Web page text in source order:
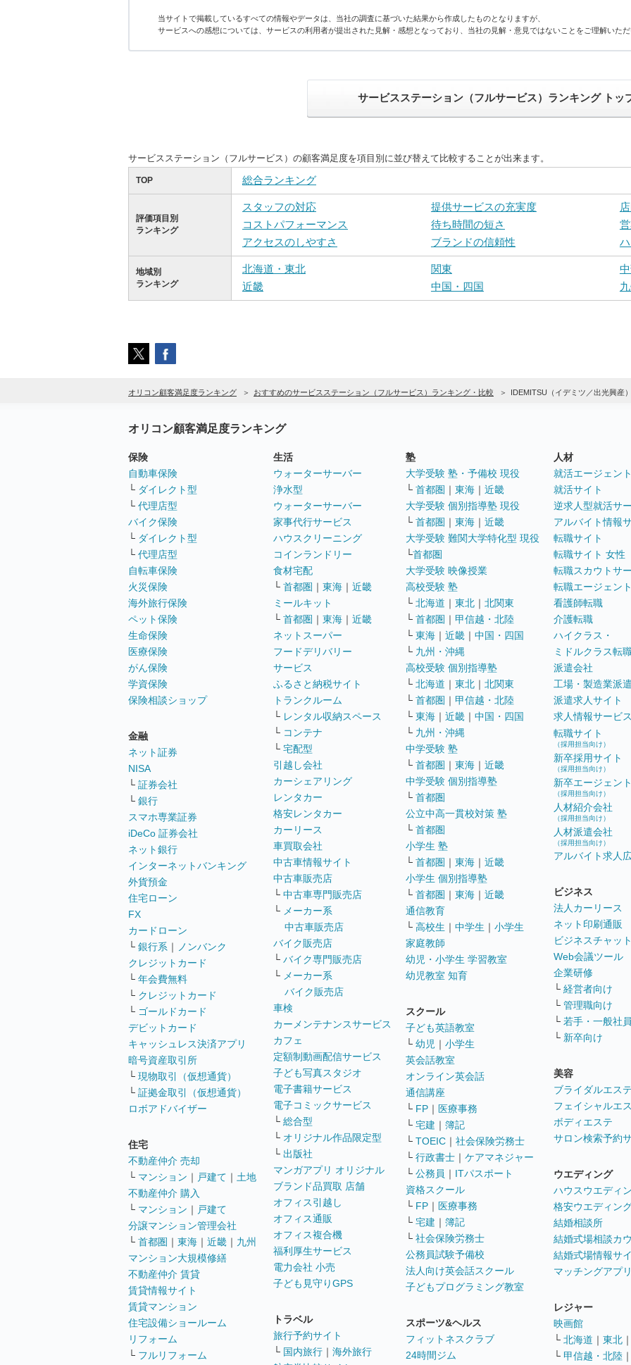
当サイトで掲載しているすべての情報やデータは、当社の調査に基づいた結果から作成したものとなりますが、
サービスへの感想については、サービスの利用者が提出された見解・感想となっており、当社の見解・意見ではないことをご理解いただ
サービスステーション（フルサービス）ランキング トッ
サービスステーション（フルサービス）の顧客満足度を項目別に並び替えて比較することが出来ます。
TOP 総合ランキング
評価項目別
ランキング
スタッフの対応 提供サービスの充実度
コストパフォーマンス
待ち時間の短さ
アクセスのしやすさ
ブランドの信頼性
地域別
ランキング
北海道・東北 関東
近畿
中国・四国
オリコン顧客満足度ランキング おすすめのサービスステーション（フルサービス）ランキング・比較 IDEMITSU（イデミツ／出光興産）
オリコン顧客満足度ランキング
保険
自動車保険
└ ダイレクト型
└ 代理店型
バイク保険
└ ダイレクト型
└ 代理店型
自転車保険
火災保険
海外旅行保険
ペット保険
生命保険
医療保険
がん保険
学資保険
保険相談ショップ
金融
ネット証券
NISA
└ 証券会社
└ 銀行
スマホ専業証券
iDeCo 証券会社
ネット銀行
インターネットバンキング
外貨預金
住宅ローン
FX
カードローン
└ 銀行系 ｜
ノンバンク
クレジットカード
└ 年会費無料
└ クレジットカード
└ ゴールドカード
デビットカード
キャッシュレス決済アプリ
暗号資産取引所
└ 現物取引（仮想通貨）
└ 証拠金取引（仮想通貨）
ロボアドバイザー
住宅
不動産仲介 売却
└ マンション ｜ 戸建て ｜ 土地
不動産仲介 購入
└ マンション ｜ 戸建て
分譲マンション管理会社
└ 首都圏 ｜ 東海 ｜ 近畿 ｜ 九州
マンション大規模修繕
不動産仲介 賃貸
賃貸情報サイト
賃貸マンション
住宅設備ショールーム
リフォーム
└ フルリフォーム
生活
ウォーターサーバー
浄水型
ウォーターサーバー
家事代行サービス
ハウスクリーニング
コインランドリー
食材宅配
└ 首都圏 ｜ 東海 ｜ 近畿
ミールキット
└ 首都圏 ｜ 東海 ｜ 近畿
ネットスーパー
フードデリバリー
サービス
ふるさと納税サイト
トランクルーム
└ レンタル収納スペース
└ コンテナ
└ 宅配型
引越し会社
カーシェアリング
レンタカー
格安レンタカー
カーリース
車買取会社
中古車情報サイト
中古車販売店
└ 中古車専門販売店
└ メーカー系
中古車販売店
バイク販売店
└ バイク専門販売店
└ メーカー系
バイク販売店
車検
カーメンテナンスサービス
カフェ
定額制動画配信サービス
子ども写真スタジオ
電子書籍サービス
電子コミックサービス
└ 総合型
└ オリジナル作品限定型
└ 出版社
マンガアプリ オリジナル
ブランド品買取 店舗
オフィス引越し
オフィス通販
オフィス複合機
福利厚生サービス
電力会社 小売
子ども見守りGPS
トラベル
旅行予約サイト
└ 国内旅行 ｜ 海外旅行
塾
大学受験 塾・予備校 現役
└ 首都圏 ｜ 東海 ｜ 近畿
大学受験 個別指導塾 現役
└ 首都圏 ｜ 東海 ｜ 近畿
大学受験 難関大学特化型 現役
└首都圏
大学受験 映像授業
高校受験 塾
└ 北海道 ｜ 東北 ｜ 北関東
└ 首都圏 ｜ 甲信越・北陸
└ 東海 ｜ 近畿 ｜ 中国・四国
└ 九州・沖縄
高校受験 個別指導塾
└ 北海道 ｜ 東北 ｜ 北関東
└ 首都圏 ｜ 甲信越・北陸
└ 東海 ｜ 近畿 ｜ 中国・四国
└ 九州・沖縄
中学受験 塾
└ 首都圏 ｜ 東海 ｜ 近畿
中学受験 個別指導塾
└ 首都圏
公立中高一貫校対策 塾
└ 首都圏
小学生 塾
└ 首都圏 ｜ 東海 ｜ 近畿
小学生 個別指導塾
└ 首都圏 ｜ 東海 ｜ 近畿
通信教育
└ 高校生 ｜ 中学生 ｜ 小学生
家庭教師
幼児・小学生 学習教室
幼児教室 知育
スクール
子ども英語教室
└ 幼児 ｜ 小学生
英会話教室
オンライン英会話
通信講座
└ FP ｜ 医療事務
└ 宅建 ｜ 簿記
└ TOEIC ｜ 社会保険労務士
└ 行政書士 ｜ ケアマネジャー
└ 公務員 ｜ ITパスポート
資格スクール
└ FP ｜ 医療事務
└ 宅建 ｜ 簿記
└ 社会保険労務士
公務員試験予備校
法人向け英会話スクール
子どもプログラミング教室
スポーツ&ヘルス
フィットネスクラブ
24時間ジム
人材
就活エージェント
就活サイト
逆求人型就活サ
アルバイト情報
転職サイト
転職サイト 女性
転職スカウトサ
転職エージェント
看護師転職
介護転職
ハイクラス・
ミドルクラス転
派遣会社
工場・製造業派遣
派遣求人サイト
求人情報サービス
転職サイト
（採用担当向け）
新卒採用サイト
（採用担当向け）
新卒エージェント
（採用担当向け）
人材紹介会社
（採用担当向け）
人材派遣会社
（採用担当向け）
アルバイト求人
ビジネス
法人カーリース
ネット印刷通販
ビジネスチャッ
Web会議ツール
企業研修
└ 経営者向け
└ 管理職向け
└ 若手・一般社
└ 新卒向け
美容
ブライダルエステ
フェイシャルエ
ボディエステ
サロン検索予約
ウエディング
ハウスウエディ
格安ウエディン
結婚相談所
結婚式場相談カ
結婚式場情報サ
マッチングアプリ
レジャー
映画館
└ 北海道 ｜ 東北 ｜
└ 甲信越・北陸 ｜